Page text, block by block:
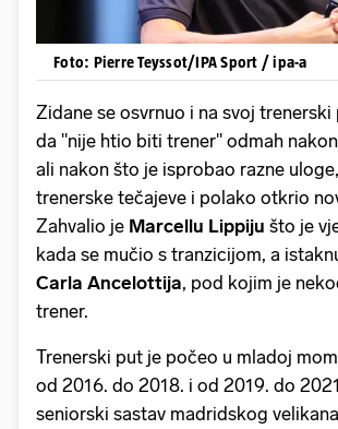
Foto: Pierre Teyssot/IPA Sport / ipa-a
Zidane se osvrnuo i na svoj trenerski
da "nije htio biti trener" odmah
ali nakon što je isprobao razne
trenerske tečajeve i polako otkrio
Zahvalio je Marcellu Lippiju što je
kada se mučio s tranzicijom, a
Carla Ancelottija, pod kojim je
trener.
Trenerski put je počeo u mladoj
od 2016. do 2018. i od 2019. do
seniorski sastav madridskog